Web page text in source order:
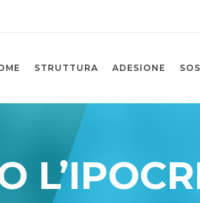
STRUTTURA ADESIONE